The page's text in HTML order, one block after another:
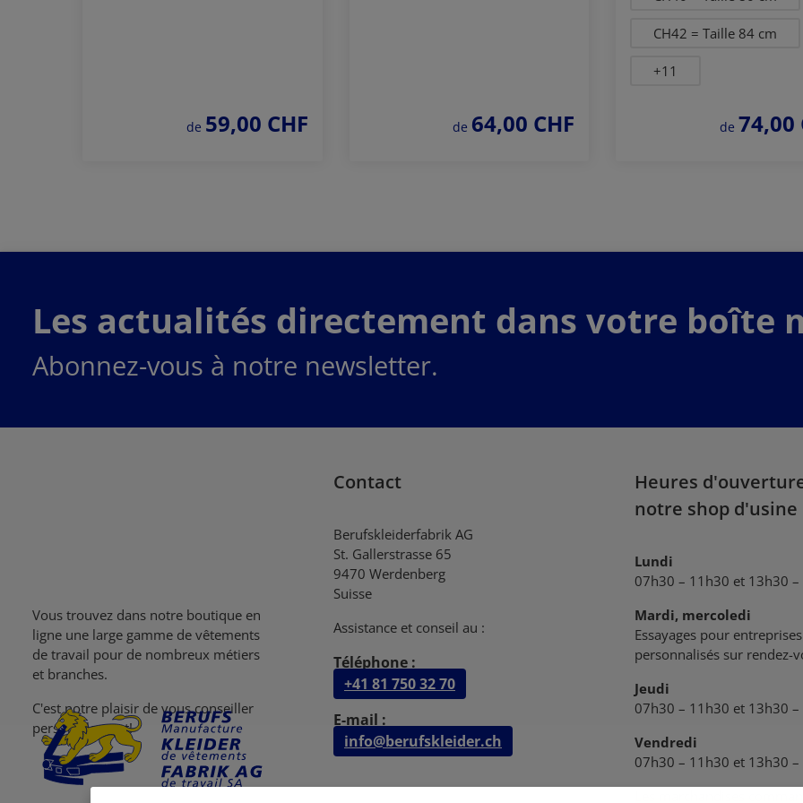
prix régulier :
de 59,00 CHF prix régulier :
de 64,00 CHF
CH42 = Taille 84 cm
+11
prix régulier :
de 74,00
Les actualités directement dans votre boîte
Abonnez-vous à notre newsletter.
Vous trouvez dans notre boutique en
ligne une large gamme de vêtements
de travail pour de nombreux métiers
et branches.
C'est notre plaisir de vous conseiller
personellement!
Contact
Berufskleiderfabrik AG
St. Gallerstrasse 65
9470 Werdenberg
Suisse
Assistance et conseil au :
Téléphone :
+41 81 750 32 70
E-mail :
info@berufskleider.ch
Heures
notre shop d'usine
Lundi
07h30 – 11h30 et 13h30
Mardi, mercoledi
Essayages pour
personnalisés sur rendez-
Jeudi
07h30 – 11h30 et 13h30
Vendredi
07h30 – 11h30 et 13h30